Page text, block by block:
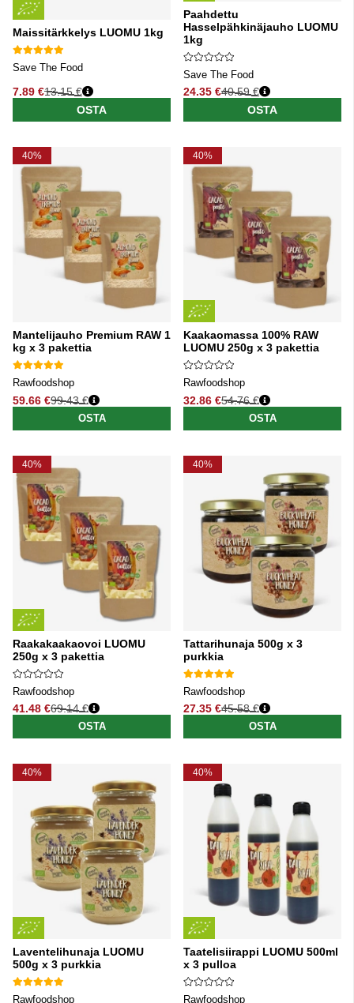
Maissitärkkelys LUOMU 1kg
Save The Food
7.89 €
Normaali hinta
13.15 €
OSTA
Paahdettu
Hasselpähkinäjauho LUOMU
1kg
Save The Food
24.35 €
Normaali hinta
40.59 €
OSTA
40%
Mantelijauho Premium RAW 1
kg x 3 pakettia
Rawfoodshop
59.66 €
Normaali hinta
99.43 €
OSTA
40%
Kaakaomassa 100% RAW
LUOMU 250g x 3 pakettia
Rawfoodshop
32.86 €
Normaali hinta
54.76 €
OSTA
40%
Raakakaakaovoi LUOMU
250g x 3 pakettia
Rawfoodshop
41.48 €
Normaali hinta
69.14 €
OSTA
40%
Tattarihunaja 500g x 3
purkkia
Rawfoodshop
27.35 €
Normaali hinta
45.58 €
OSTA
40%
Laventelihunaja LUOMU
500g x 3 purkkia
Rawfoodshop
40%
Taatelisiirappi LUOMU 500ml
x 3 pulloa
Rawfoodshop